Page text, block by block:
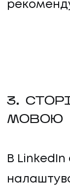
3.
МОВОЮ
В LinkedIn